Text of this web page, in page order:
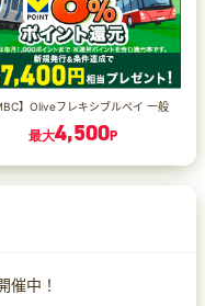
】Oliveフレキシブルペイ 一般
最大4,500P
催中！